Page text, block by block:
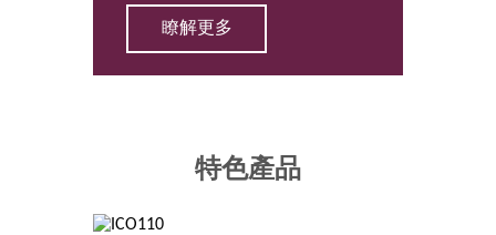
瞭解更多
特色產品